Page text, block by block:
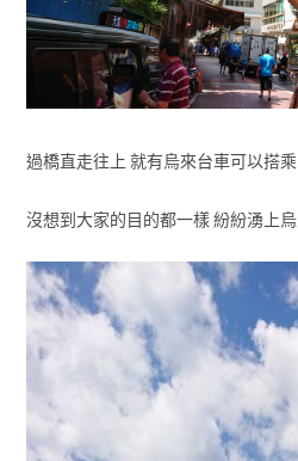
過橋直走往上 就有烏來台車可以搭乘
沒想到大家的目的都一樣 紛紛湧上